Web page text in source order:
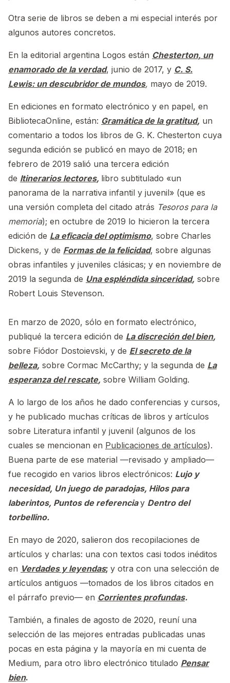
Otra serie de libros se deben a mi especial interés por
algunos autores concretos.
En la editorial argentina Logos están Chesterton, un
enamorado de la verdad, junio de 2017, y C. S.
Lewis: un descubridor de mundos, mayo de 2019.
En ediciones en formato electrónico y en papel, en
BibliotecaOnline, están: Gramática de la gratitud, un
comentario a todos los libros de G. K. Chesterton cuya
segunda edición se publicó en mayo de 2018; en
febrero de 2019 salió una tercera edición
de Itinerarios lectores, libro subtitulado «un
panorama de la narrativa infantil y juvenil» (que es
una versión completa del citado atrás Tesoros para la
memoria); en octubre de 2019 lo hicieron la tercera
edición de La eficacia del optimismo, sobre Charles
Dickens, y de Formas de la felicidad, sobre algunas
obras infantiles y juveniles clásicas; y en noviembre de
2019 la segunda de Una espléndida sinceridad, sobre
Robert Louis Stevenson.
En marzo de 2020, sólo en formato electrónico,
publiqué la tercera edición de La discreción del bien,
sobre Fiódor Dostoievski, y de El secreto de la
belleza, sobre Cormac McCarthy; y la segunda de La
esperanza del rescate, sobre William Golding.
A lo largo de los años he dado conferencias y cursos,
y he publicado muchas críticas de libros y artículos
sobre Literatura infantil y juvenil (algunos de los
cuales se mencionan en Publicaciones de artículos).
Buena parte de ese material —revisado y ampliado—
fue recogido en varios libros electrónicos: Lujo y
necesidad, Un juego de paradojas, Hilos para
laberintos, Puntos de referenciay Dentro del
torbellino.
En mayo de 2020, salieron dos recopilaciones de
artículos y charlas: una con textos casi todos inéditos
en Verdades y leyendas; y otra con una selección de
artículos antiguos —tomados de los libros citados en
el párrafo previo— en Corrientes profundas.
También, a finales de agosto de 2020, reuní una
selección de las mejores entradas publicadas unas
pocas en esta página y la mayoría en mi cuenta de
Medium, para otro libro electrónico titulado Pensar
bien.